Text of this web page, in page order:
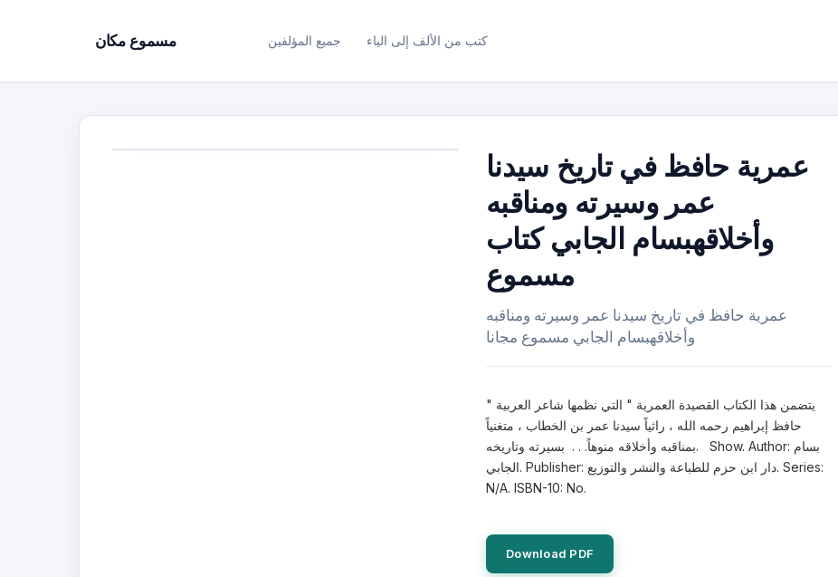
مسموع مكان جميع المؤلفين كتب من الألف إلى الياء
عمرية حافظ في تاريخ سيدنا
عمر وسيرته ومناقبه
وأخلاقهبسام الجابي كتاب
مسموع
عمرية حافظ في تاريخ سيدنا عمر وسيرته ومناقبه
وأخلاقهبسام الجابي مسموع مجانا
" يتضمن هذا الكتاب القصيدة العمرية " التي نظمها شاعر العربية
حافظ إبراهيم رحمه الله ، راثياً سيدنا عمر بن الخطاب ، متغنياً
بمناقبه وأخلاقه منوهاً. . . بسيرته وتاريخه. Show. Author: بسام
الجابي. Publisher: دار ابن حزم للطباعة والنشر والتوزيع. Series:
N/A. ISBN-10: No.
Download PDF